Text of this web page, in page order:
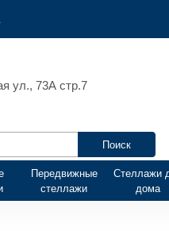
ул., 73А стр.7
Передвижные
стеллажи
Стеллажи
дома